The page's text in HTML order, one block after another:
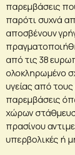
παρεμβάσεις
παρότι συχνά
αποσβένουν
από τις 38
ολοκληρωμένο
υγείας από
παρεμβάσεις
χώρων
πρασίνου
υπερβολικές ή